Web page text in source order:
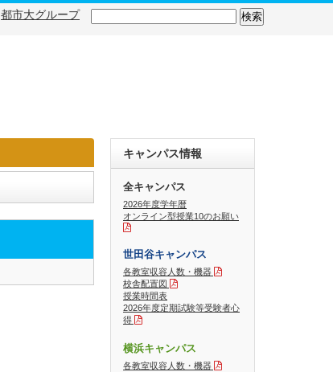
都市大グループ
検
索:
キャンパス情報
全キャンパス
2026年度学年暦
オンライン型授業10のお願い
世田谷キャンパス
各教室収容人数・機器
校舎配置図
授業時間表
2026年度定期試験等受験者心
得
横浜キャンパス
各教室収容人数・機器